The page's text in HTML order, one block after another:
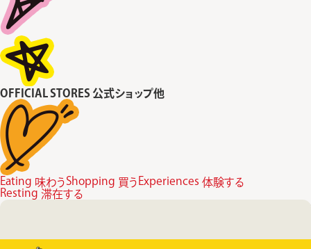
OFFICIAL STORES 公式ショップ他
Eating 味わうShopping 買う Experiences 体験する
Resting 滞在する